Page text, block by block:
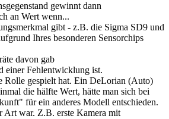
gewinnt dann
an Wert wenn...
gibt - z.B. die Sigma SD9 und
Ihres besonderen Sensorchips
davon gab
einer Fehlentwicklung ist.
Rolle gespielt hat. Ein DeLorian (Auto)
die hälfte Wert, hätte man sich bei
für ein anderes Modell entschieden.
Art war. Z.B. erste Kamera mit